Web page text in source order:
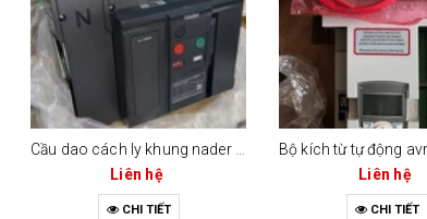
Cầu dao cách ly khung nader ndw2gz-2000 (2000a / 4 cực)
Liên hệ
CHI TIẾT
Liên hệ
CHI TIẾT